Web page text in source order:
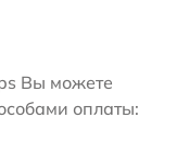
Вы можете
оплаты: